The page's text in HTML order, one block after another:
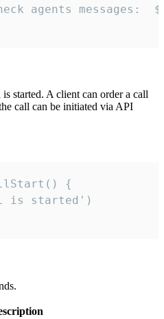
started. A client can order a call
call can be initiated via API
{
is started')